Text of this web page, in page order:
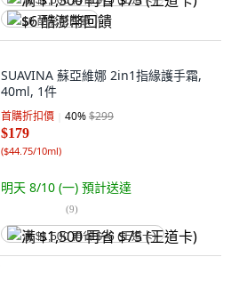
$6 酷澎幣回饋
SUAVINA 蘇亞維娜 2in1指緣護手霜,
40ml, 1件
首購折扣價 40%$299
$179
($44.75/10ml)
明天 8/10 (一) 預計送達
(9)
满 $1,500 再省 $75 (王道卡)